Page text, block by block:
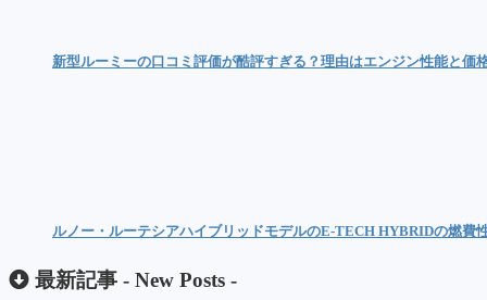
新型ルーミーの口コミ評価が酷評すぎる？理由はエンジン性能と価
ルノー・ルーテシアハイブリッドモデルのE-TECH HYBRIDの燃費
最新記事 - New Posts -